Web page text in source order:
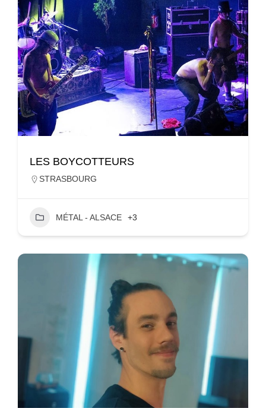
LES BOYCOTTEURS
STRASBOURG
MÉTAL - ALSACE +3